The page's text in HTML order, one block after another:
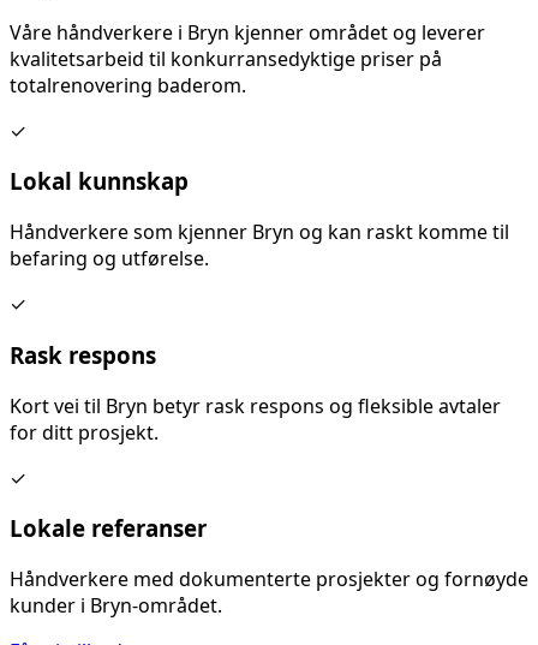
Våre håndverkere i Bryn kjenner området og leverer
kvalitetsarbeid til konkurransedyktige priser på
totalrenovering baderom.
✓
Lokal kunnskap
Håndverkere som kjenner Bryn og kan raskt komme til
befaring og utførelse.
✓
Rask respons
Kort vei til Bryn betyr rask respons og fleksible avtaler
for ditt prosjekt.
✓
Lokale referanser
Håndverkere med dokumenterte prosjekter og fornøyde
kunder i Bryn-området.